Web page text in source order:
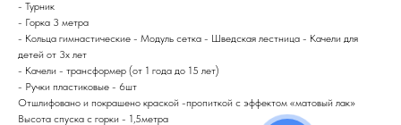
- Турник
- Горка 3 метра
- Кольца гимнастические - Модуль сетка - Шведская лестница - Качели для
детей от 3х лет
- Качели - трансформер (от 1 года до 15 лет)
- Ручки пластиковые - 6шт
Отшлифовано и покрашено краской -пропиткой с эффектом «матовый лак»
Высота спуска с горки - 1,5метра